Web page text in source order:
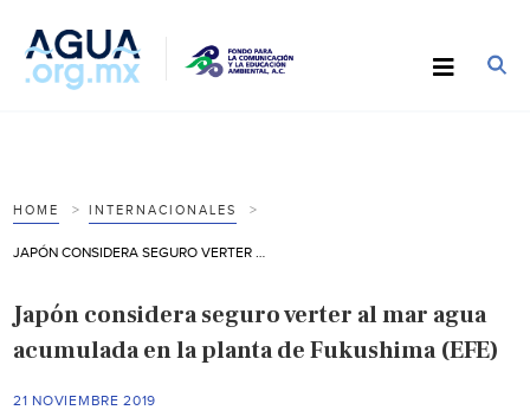
HOME INTERNACIONALES
Japón considera seguro verter al mar agua
acumulada en la planta de Fukushima (EFE)
21 NOVIEMBRE 2019